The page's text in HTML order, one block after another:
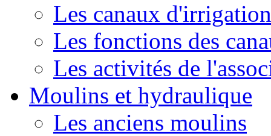
Les canaux
Les fonctions des
Les activités de
Moulins et hydraulique
Les anciens moulins